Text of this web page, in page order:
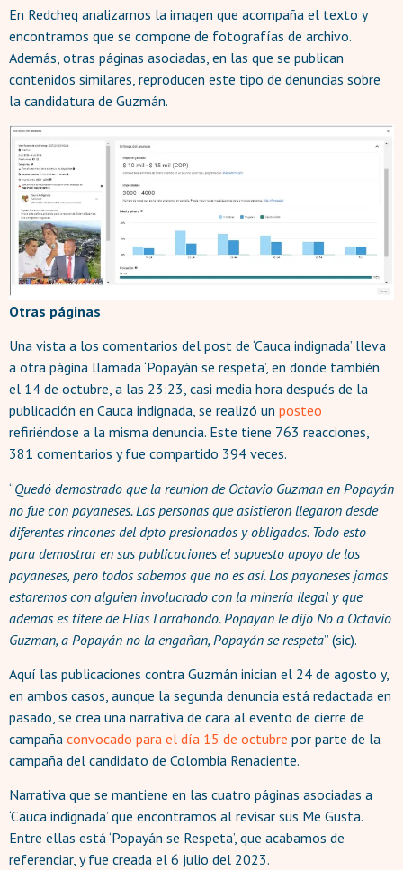
En Redcheq analizamos la imagen que acompaña el texto y
encontramos que se compone de fotografías de archivo.
Además, otras páginas asociadas, en las que se publican
contenidos similares, reproducen este tipo de denuncias sobre
la candidatura de Guzmán.
Otras páginas
Una vista a los comentarios del post de ‘Cauca indignada’ lleva
a otra página llamada ‘Popayán se respeta’, en donde también
el 14 de octubre, a las 23:23, casi media hora después de la
publicación en Cauca indignada, se realizó un posteo
refiriéndose a la misma denuncia. Este tiene 763 reacciones,
381 comentarios y fue compartido 394 veces.
“Quedó demostrado que la reunion de Octavio Guzman en Popayán
no fue con payaneses. Las personas que asistieron llegaron desde
diferentes rincones del dpto presionados y obligados. Todo esto
para demostrar en sus publicaciones el supuesto apoyo de los
payaneses, pero todos sabemos que no es así. Los payaneses jamas
estaremos con alguien involucrado con la minería ilegal y que
ademas es titere de Elias Larrahondo. Popayan le dijo No a Octavio
Guzman, a Popayán no la engañan, Popayán se respeta” (sic).
Aquí las publicaciones contra Guzmán inician el 24 de agosto y,
en ambos casos, aunque la segunda denuncia está redactada en
pasado, se crea una narrativa de cara al evento de cierre de
campaña convocado para el día 15 de octubre por parte de la
campaña del candidato de Colombia Renaciente.
Narrativa que se mantiene en las cuatro páginas asociadas a
‘Cauca indignada’ que encontramos al revisar sus Me Gusta.
Entre ellas está ‘Popayán se Respeta’, que acabamos de
referenciar, y fue creada el 6 julio del 2023.